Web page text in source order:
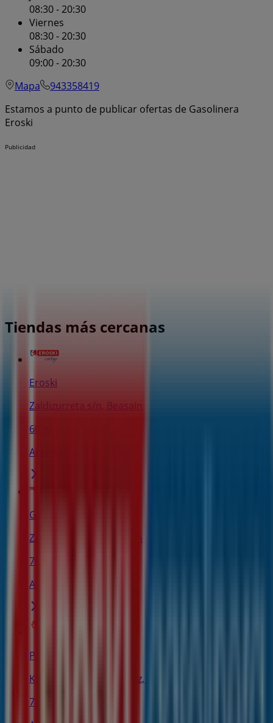
08:30 - 20:30
Viernes
08:30 - 20:30
Sábado
09:00 - 20:30
Mapa
943358419
Estamos a punto de publicar ofertas de Gasolinera
Eroski
Publicidad
Tiendas más cercanas
Eroski
Zaldizurreta s/n, Beasain
60 m
Abierto
Gasolinera Eroski
Zaldizurreta s/n, Beasain
76 m
Abierto
Pròxim Supermercados
Kalea Jose Migel Iturriotz,10, Beasain
78 m